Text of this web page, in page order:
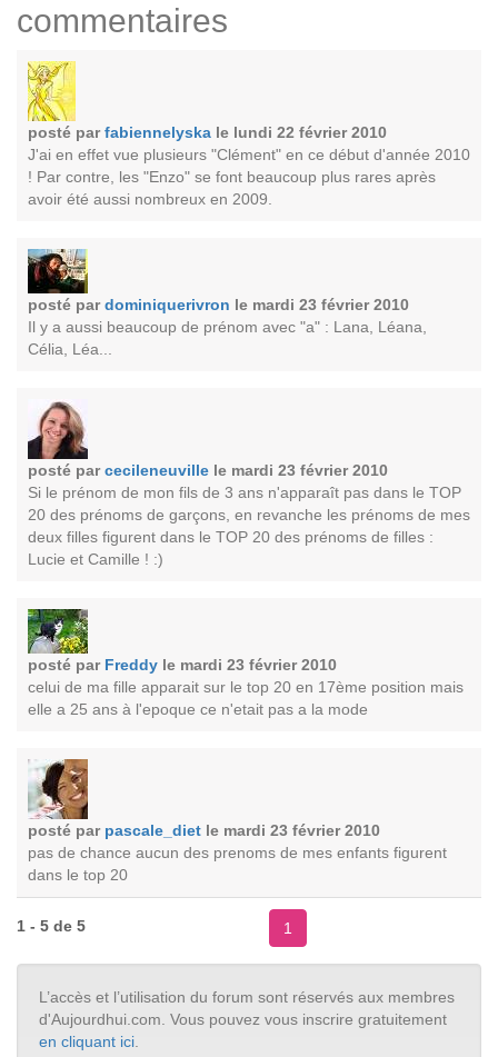
commentaires
posté parfabiennelyska le lundi 22 février 2010
J'ai en effet vue plusieurs "Clément" en ce début d'année 2010
! Par contre, les "Enzo" se font beaucoup plus rares après
avoir été aussi nombreux en 2009.
posté pardominiquerivron le mardi 23 février 2010
Il y a aussi beaucoup de prénom avec "a" : Lana, Léana,
Célia, Léa...
posté parcecileneuville le mardi 23 février 2010
Si le prénom de mon fils de 3 ans n'apparaît pas dans le TOP
20 des prénoms de garçons, en revanche les prénoms de mes
deux filles figurent dans le TOP 20 des prénoms de filles :
Lucie et Camille ! :)
posté par Freddy le mardi 23 février 2010
celui de ma fille apparait sur le top 20 en 17ème position mais
elle a 25 ans à l'epoque ce n'etait pas a la mode
posté par pascale_diet le mardi 23 février 2010
pas de chance aucun des prenoms de mes enfants figurent
dans le top 20
1 - 5 de 5 1
L’accès et l’utilisation du forum sont réservés aux membres
d'Aujourdhui.com. Vous pouvez vous inscrire gratuitement
en cliquant ici.